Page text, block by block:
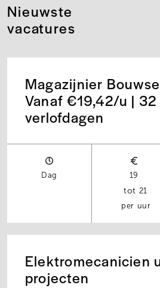
Nieuwste
vacatures
Magazijnier
Vanaf €19,42/u | 32
verlofdagen
Dag
19
21
per uur
Elektromecanicien
projecten